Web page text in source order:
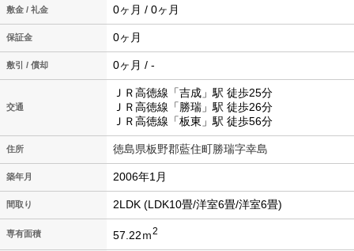
敷金 / 礼金 0ヶ月 / 0ヶ月
保証金 0ヶ月
敷引 / 償却 0ヶ月 / -
交通
ＪＲ高徳線「吉成」駅 徒歩25分
ＪＲ高徳線「勝瑞」駅 徒歩26分
ＪＲ高徳線「板東」駅 徒歩56分
住所 徳島県板野郡藍住町勝瑞字幸島
築年月 2006年1月
間取り 2LDK (LDK10畳/洋室6畳/洋室6畳)
専有面積 57.22ｍ2